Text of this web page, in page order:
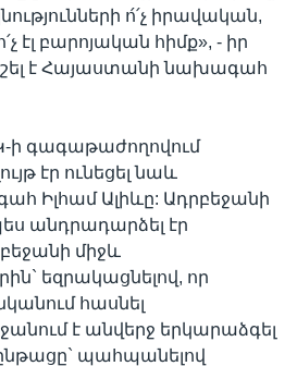
ո́՛չ իրավական,
էլ բարոյական հիմք», - իր
է Հայաստանի նախագահ
ի գագաթաժողովում
էր ունեցել նաև
Իլհամ Ալիևը: Ադրբեջանի
անդրադարձել էր
միջև
եզրակացնելով, որ
հասնել
է անվերջ երկարաձգել
պահպանելով